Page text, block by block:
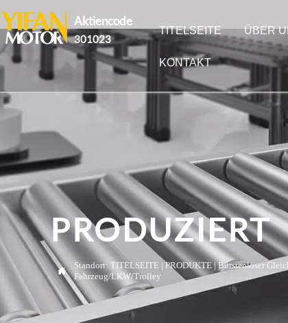
Aktiencode
301023
TITELSEITE ÜBER
KONTAKT
PRODUZIERT

Standort: TITELSEITE |PRODUKTE|Bürstenloser
Fahrzeug/LKW/Trolley